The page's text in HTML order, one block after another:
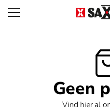
Geen
Vind hier al